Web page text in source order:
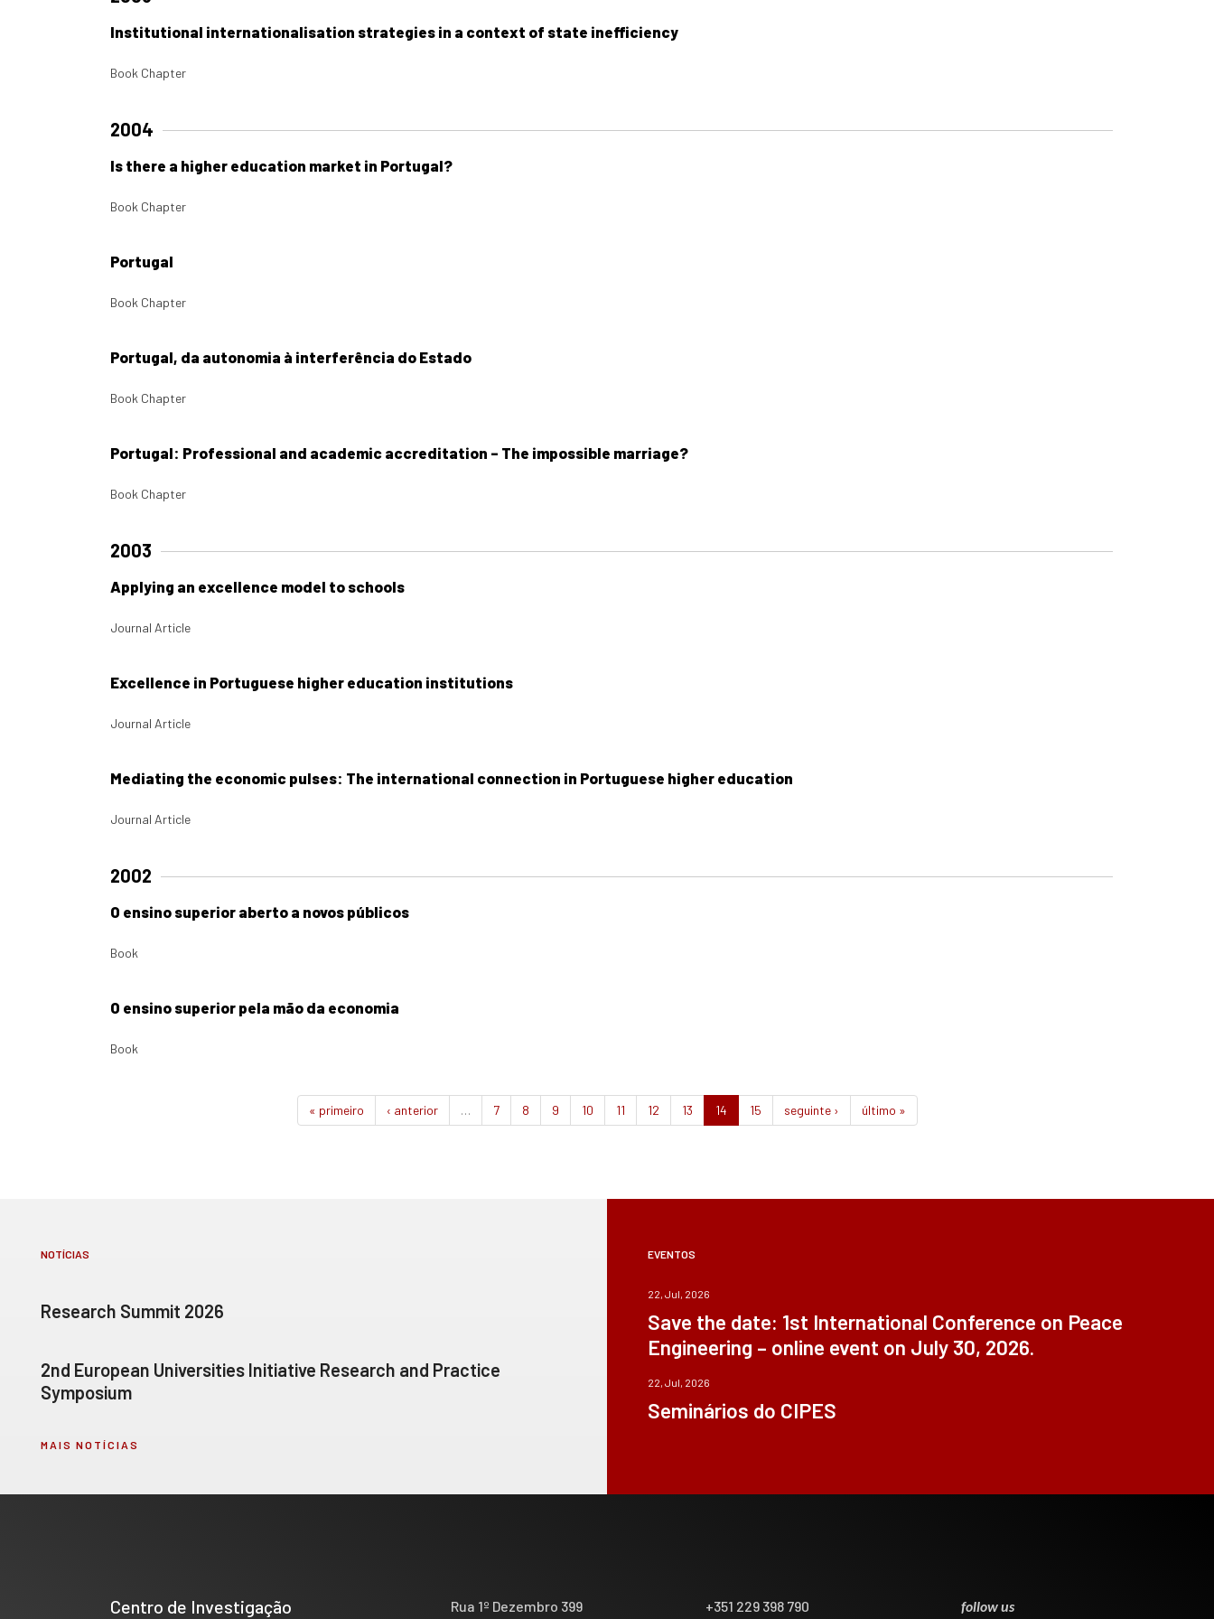
Institutional internationalisation strategies in a context of state inefficiency
Book Chapter
2004
Is there a higher education market in Portugal?
Book Chapter
Portugal
Book Chapter
Portugal, da autonomia à interferência do Estado
Book Chapter
Portugal: Professional and academic accreditation – The impossible marriage?
Book Chapter
2003
Applying an excellence model to schools
Journal Article
Excellence in Portuguese higher education institutions
Journal Article
Mediating the economic pulses: The international connection in Portuguese higher education
Journal Article
2002
O ensino superior aberto a novos públicos
Book
O ensino superior pela mão da economia
Book
« primeiro ‹ anterior … 7 8 9 10 11 12 13 14 15 seguinte › último »
NOTÍCIAS
Research Summit 2026
2nd European Universities Initiative Research and Practice
Symposium
MAIS NOTÍCIAS
EVENTOS
22, Jul, 2026
Save the date: 1st International Conference on Peace
Engineering – online event on July 30, 2026.
22, Jul, 2026
Seminários do CIPES
Centro de Investigação Rua 1º Dezembro 399 +351 229 398 790 follow us